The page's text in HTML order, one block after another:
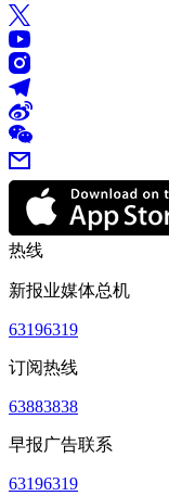
热线
新报业媒体总机
63196319
订阅热线
63883838
早报广告联系
63196319